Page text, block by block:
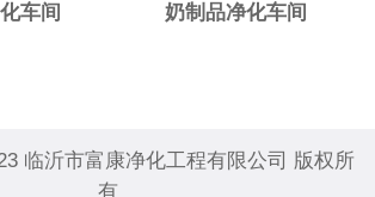
车间 奶制品净化车间
临沂市富康净化工程有限公司 版权所
有